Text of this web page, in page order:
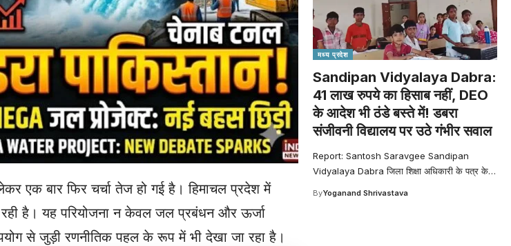
एक बार फिर चर्चा तेज हो गई है। हिमाचल प्रदेश में
रही है। यह परियोजना न केवल जल प्रबंधन और ऊर्जा
से जुड़ी रणनीतिक पहल के रूप में भी देखा जा रहा है।
मध्य प्रदेश
Sandipan Vidyalaya Dabra:
41 लाख रुपये का हिसाब नहीं, DEO
के आदेश भी ठंडे बस्ते में! डबरा
संजीवनी विद्यालय पर उठे गंभीर सवाल
Report: Santosh Saravgee Sandipan
Vidyalaya Dabra जिला शिक्षा अधिकारी के पत्र के…
ByYoganand Shrivastava